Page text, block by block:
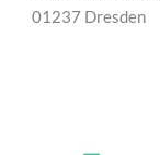
01237 Dresden